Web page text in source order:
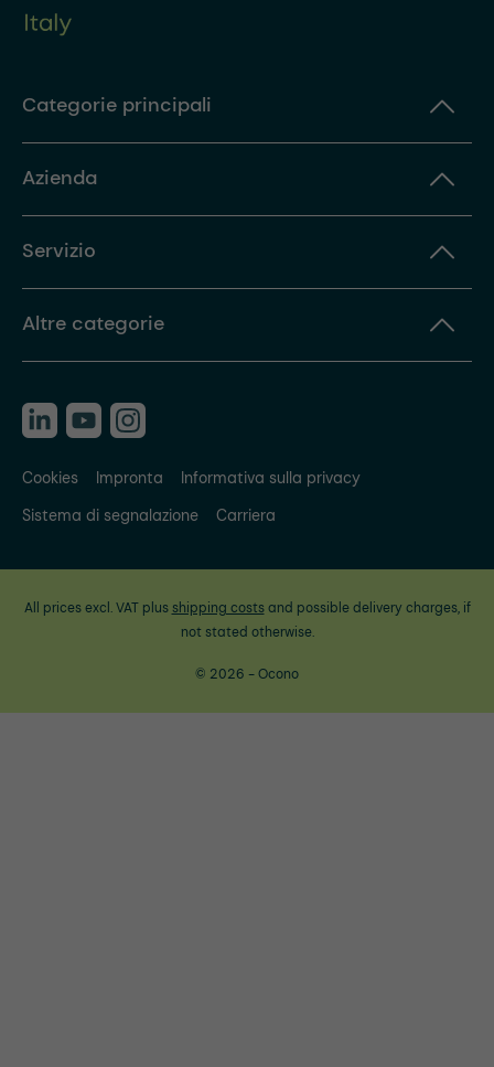
Categorie principali
Azienda
Servizio
Altre categorie
Cookies Impronta
Informativa sulla privacy
Sistema di segnalazione
Carriera
All prices excl. VAT plus shipping costsand possible delivery charges, if
not stated otherwise.
© 2026 - Ocono